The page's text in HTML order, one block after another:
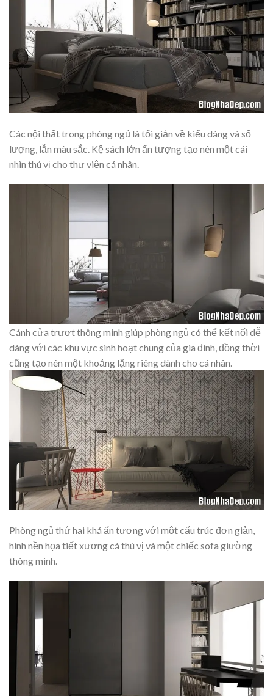
Các nội thất trong phòng ngủ là tối giản về kiểu dáng và số
lượng, lẫn màu sắc. Kệ sách lớn ấn tượng tạo nên một cái
nhìn thú vị cho thư viện cá nhân.
Cánh cửa trượt thông minh giúp phòng ngủ có thể kết nối dễ
dàng với các khu vực sinh hoạt chung của gia đình, đồng thời
cũng tạo nên một khoảng lặng riêng dành cho cá nhân.
Phòng ngủ thứ hai khá ấn tượng với một cấu trúc đơn giản,
hình nền họa tiết xương cá thú vị và một chiếc sofa giường
thông minh.